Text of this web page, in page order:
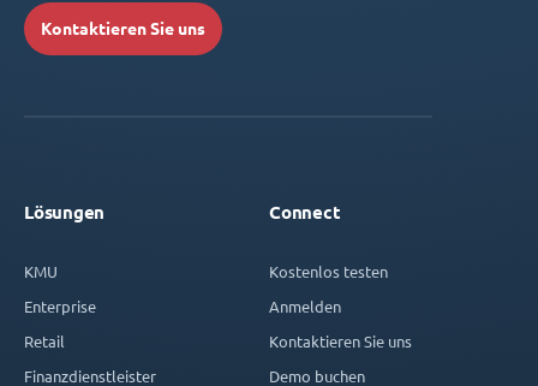
Kontaktieren Sie uns
Lösungen
KMU
Enterprise
Retail
Finanzdienstleister
Connect
Kostenlos testen
Anmelden
Kontaktieren Sie uns
Demo buchen